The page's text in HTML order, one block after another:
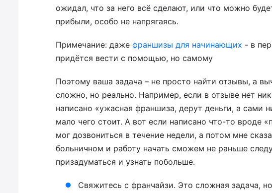
ожидал, что за него всё сделают, или что можно
прибыли, особо не напрягаясь.
Примечание: даже франшизы для начинающих - в
придётся вести с помощью, но самому
Поэтому ваша задача – не просто найти отзывы, а
сложно, но реально. Например, если в отзыве нет
написано «ужасная франшиза, дерут деньги, а сами
мало чего стоит. А вот если написано что-то вроде
мог дозвониться в течение недели, а потом мне
больничном и работу начать сможем не раньше
призадуматься и узнать побольше.
Свяжитесь с франчайзи. Это сложная задача,